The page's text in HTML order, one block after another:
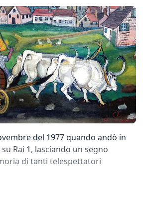
del 1977 quando andò in
Rai 1, lasciando un segno
di tanti telespettatori